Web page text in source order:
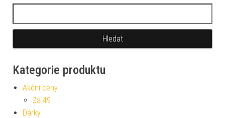
Kategorie produktu
Akční ceny
Za 49
Dárky